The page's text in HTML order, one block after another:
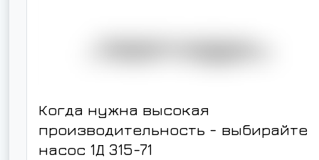
Когда нужна высокая
производительность - выбирайте
насос 1Д 315-71